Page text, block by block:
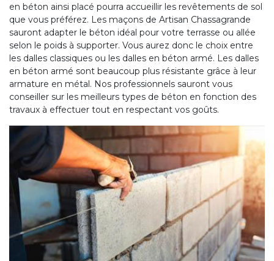
en béton ainsi placé pourra accueillir les revêtements de sol
que vous préférez. Les maçons de Artisan Chassagrande
sauront adapter le béton idéal pour votre terrasse ou allée
selon le poids à supporter. Vous aurez donc le choix entre
les dalles classiques ou les dalles en béton armé. Les dalles
en béton armé sont beaucoup plus résistante grâce à leur
armature en métal. Nos professionnels sauront vous
conseiller sur les meilleurs types de béton en fonction des
travaux à effectuer tout en respectant vos goûts.